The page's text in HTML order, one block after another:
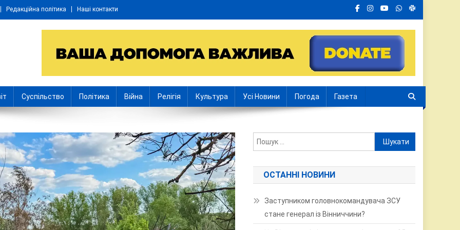
Редакційна політика Наші контакти
Суспільство Політика Війна Релігія Культура Усі Новини Погода Газета
Пошук:
ОСТАННІ НОВИНИ
Заступником головнокомандувача ЗСУ
стане генерал із Вінниччини?